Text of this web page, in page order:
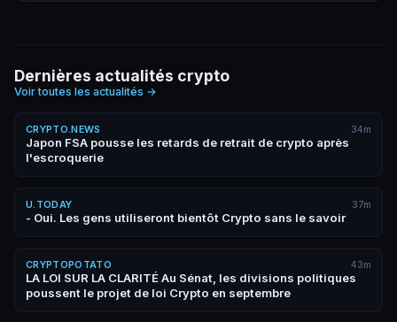
Dernières actualités crypto
Voir toutes les actualités →
CRYPTO.NEWS 34m
Japon FSA pousse les retards de retrait de crypto après
l'escroquerie
U.TODAY 37m
- Oui. Les gens utiliseront bientôt Crypto sans le savoir
CRYPTOPOTATO 43m
LA LOI SUR LA CLARITÉ Au Sénat, les divisions politiques
poussent le projet de loi Crypto en septembre